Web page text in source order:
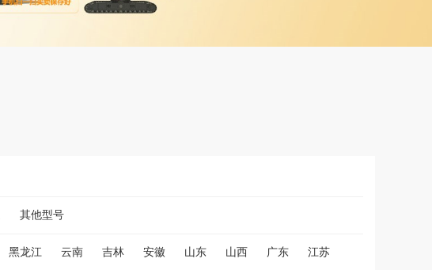
其他型号
黑龙江 云南 吉林 安徽 山东 山西 广东 江苏